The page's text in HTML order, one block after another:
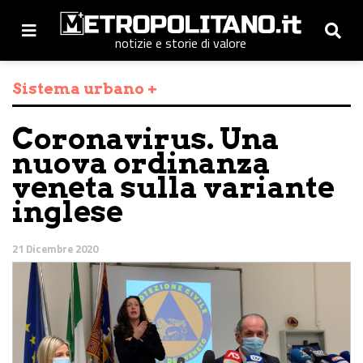
notizie e storie di valore
Sistema urbano +
Coronavirus. Una
nuova ordinanza
veneta sulla variante
inglese
21 Dicembre 2020